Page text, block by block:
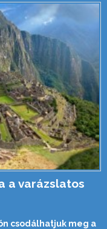
a varázslatos
csodálhatjuk meg a